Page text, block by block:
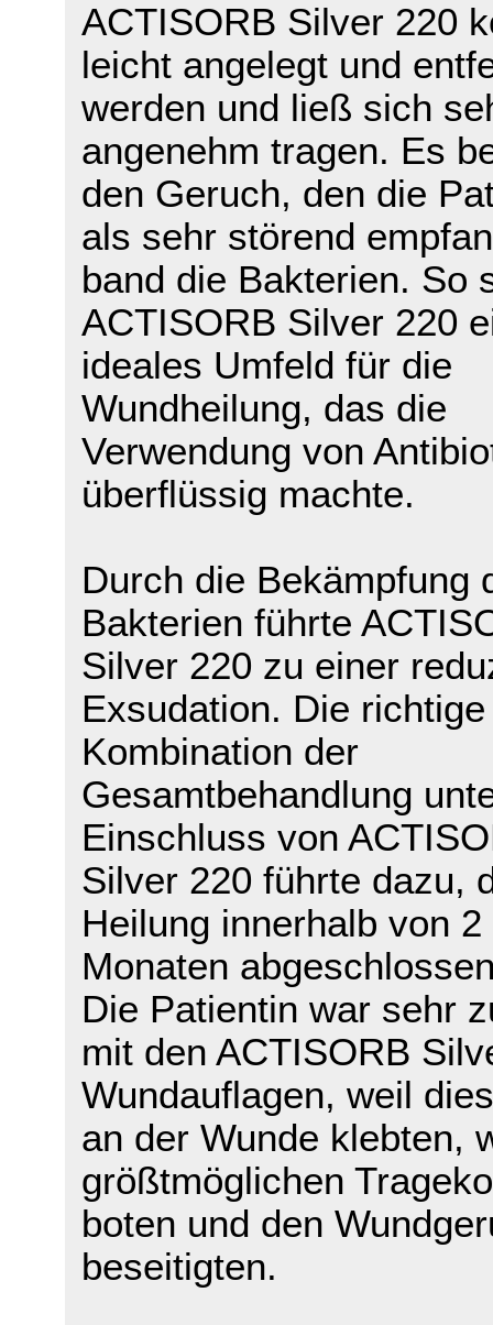
ACTISORB Silver 220
leicht angelegt und
werden und ließ sich
angenehm tragen. Es
den Geruch, den die
als sehr störend
band die Bakterien. So
ACTISORB Silver 220
ideales Umfeld für die
Wundheilung, das die
Verwendung von
überflüssig machte.
Durch die Bekämpfung
Bakterien führte
Silver 220 zu einer
Exsudation. Die richtige
Kombination der
Gesamtbehandlung
Einschluss von
Silver 220 führte dazu,
Heilung innerhalb von 2
Monaten
Die Patientin war sehr
mit den ACTISORB
Wundauflagen, weil
an der Wunde klebten,
größtmöglichen
boten und den
beseitigten.